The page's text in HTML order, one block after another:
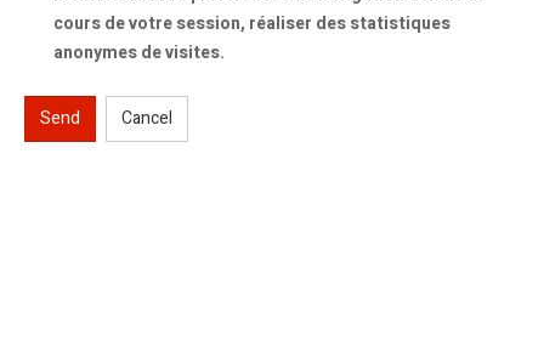
cours de votre session, réaliser des statistiques
anonymes de visites.
Send Cancel